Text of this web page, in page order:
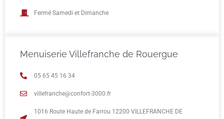
Fermé Samedi et Dimanche
Menuiserie Villefranche de Rouergue
05 65 45 16 34
villefranche@confort-3000.fr
1016 Route Haute de Farrou 12200 VILLEFRANCHE DE